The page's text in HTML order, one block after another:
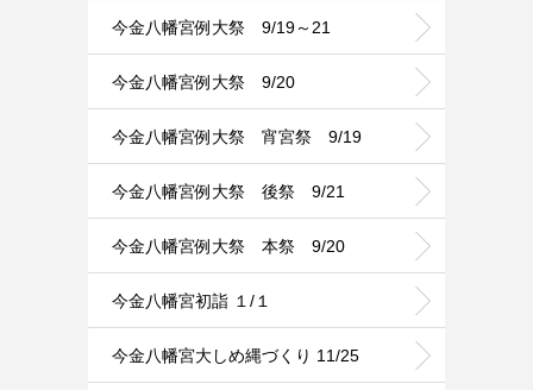
今金八幡宮例大祭 9/19～21
今金八幡宮例大祭 9/20
今金八幡宮例大祭 宵宮祭 9/19
今金八幡宮例大祭 後祭 9/21
今金八幡宮例大祭 本祭 9/20
今金八幡宮初詣 １/１
今金八幡宮大しめ縄づくり 11/25